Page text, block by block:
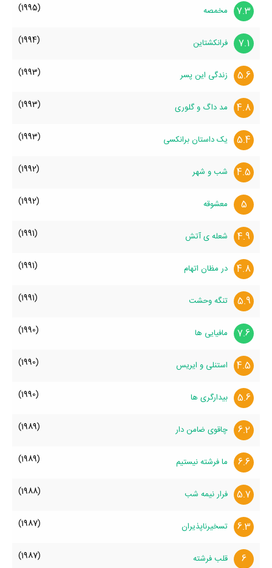
7.3 مخمصه (1995)
7.1 فرانکشتاین (1994)
5.6 زندگی این پسر (1993)
4.8 مد داگ و گلوری (1993)
5.4 یک داستان برانکسی (1993)
4.5 شب و شهر (1992)
5 معشوقه (1992)
4.9 شعله ی آتش (1991)
4.8 در مظان اتهام (1991)
5.9 تنگه وحشت (1991)
7.6 مافیایی ها (1990)
4.5 استنلی و ایریس (1990)
5.6 بیدارگری ها (1990)
6.2 چاقوی ضامن دار (1989)
6.6 ما فرشته نیستیم (1989)
5.7 فرار نیمه شب (1988)
6.3 تسخیرناپذیران (1987)
6 قلب فرشته (1987)